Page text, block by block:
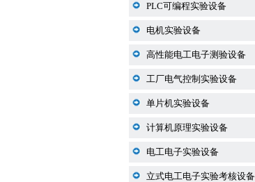
PLC可编程实验设备
电机实验设备
高性能电工电子测验设备
工厂电气控制实验设备
单片机实验设备
计算机原理实验设备
电工电子实验设备
立式电工电子实验考核设备